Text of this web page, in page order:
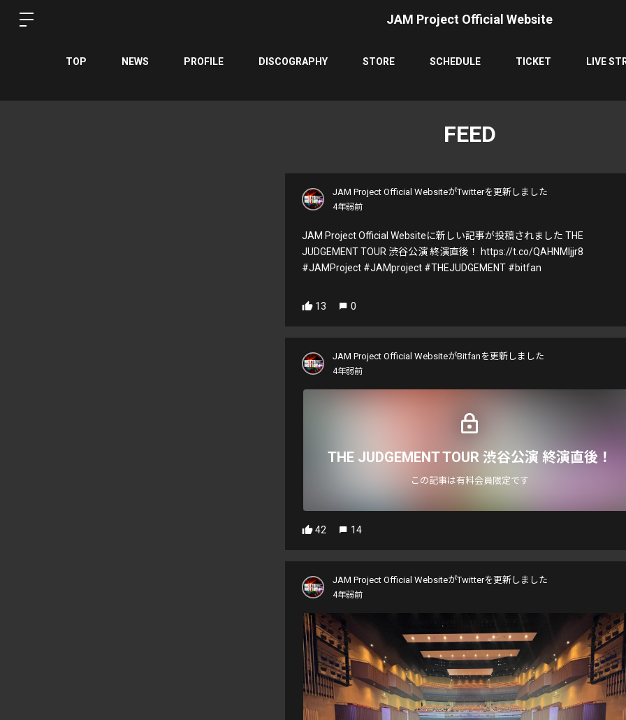
JAM Project Official Website
TOP NEWS PROFILE DISCOGRAPHY STORE SCHEDULE TICKET LIVE
FEED
JAM Project Official WebsiteがTwitterを更新しました
4年弱前
JAM Project Official Websiteに新しい記事が投稿されました THE
JUDGEMENT TOUR 渋谷公演 終演直後！ https://t.co/QAHNMljjr8
#JAMProject #JAMproject #THEJUDGEMENT #bitfan
13 0
JAM Project Official WebsiteがBitfanを更新しました
4年弱前
THE JUDGEMENT TOUR 渋谷公演 終演直後！
この記事は有料会員限定です
42 14
JAM Project Official WebsiteがTwitterを更新しました
4年弱前